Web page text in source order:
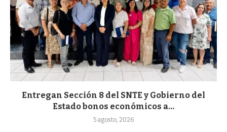
Entregan Sección 8 del SNTE y Gobierno del
Estado bonos económicos a...
5 agosto, 2026